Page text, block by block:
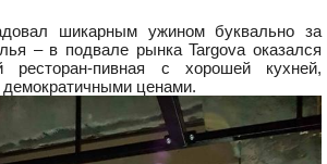
шикарным ужином буквально за
– в подвале рынка Targova оказался
ресторан-пивная с хорошей кухней,
ценами.